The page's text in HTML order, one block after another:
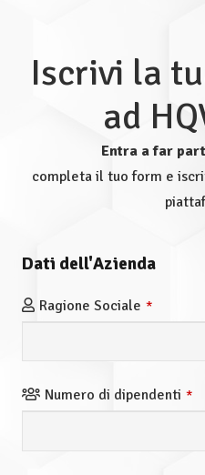
Iscrivi la
ad
Entra a far
completa il tuo form e
Dati dell'Azienda
Ragione Sociale *
Numero di dipendenti *